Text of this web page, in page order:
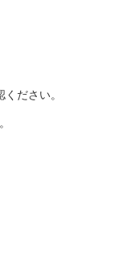
ださい。